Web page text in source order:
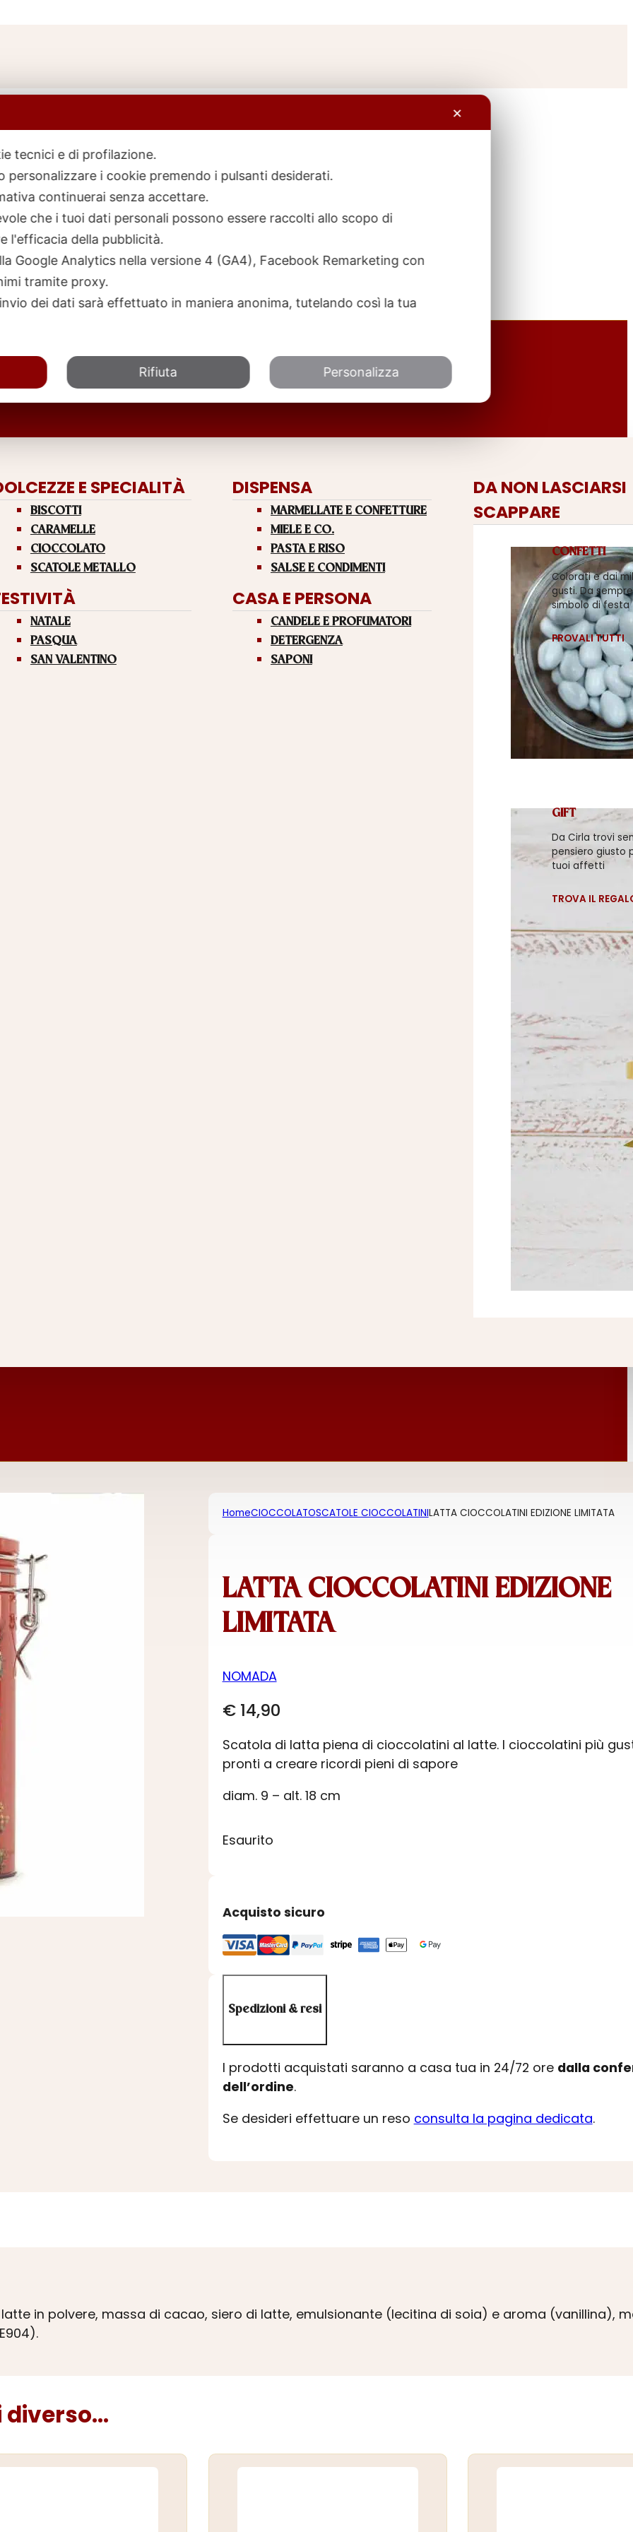
E SPECIALITÀ
BISCOTTI
CARAMELLE
CIOCCOLATO
SCATOLE METALLO
NATALE
PASQUA
SAN VALENTINO
DISPENSA
MARMELLATE E CONFETTURE
MIELE E CO.
PASTA E RISO
SALSE E CONDIMENTI
CASA E PERSONA
CANDELE E PROFUMATORI
DETERGENZA
SAPONI
DA NON LASCIARSI
SCAPPARE
CONFETTI
Colorati e dai
gusti. Da sempre
simbolo di festa
PROVALI TUTTI
GIFT
Da Cirla trovi
pensiero giusto
tuoi affetti
TROVA IL
HomeCIOCCOLATOSCATOLE CIOCCOLATINILATTA CIOCCOLATINI EDIZIONE LIMITATA
LATTA CIOCCOLATINI EDIZIONE
LIMITATA
NOMADA
€14,90
Scatola di latta piena di cioccolatini al latte. I cioccolatini più
pronti a creare ricordi pieni di sapore
diam. 9 – alt. 18 cm
Esaurito
Acquisto sicuro
Spedizioni & resi
I prodotti acquistati saranno a casa tua in 24/72 ore dalla
dell’ordine.
Se desideri effettuare un reso consulta la pagina dedicata.
in polvere, massa di cacao, siero di latte, emulsionante (lecitina di soia) e aroma (vanillina),
✕
tecnici e di profilazione.
personalizzare i cookie premendo i pulsanti desiderati.
continuerai senza accettare.
che i tuoi dati personali possono essere raccolti allo scopo di
l'efficacia della pubblicità.
Google Analytics nella versione 4 (GA4), Facebook Remarketing con
tramite proxy.
dei dati sarà effettuato in maniera anonima, tutelando così la tua
Rifiuta Personalizza